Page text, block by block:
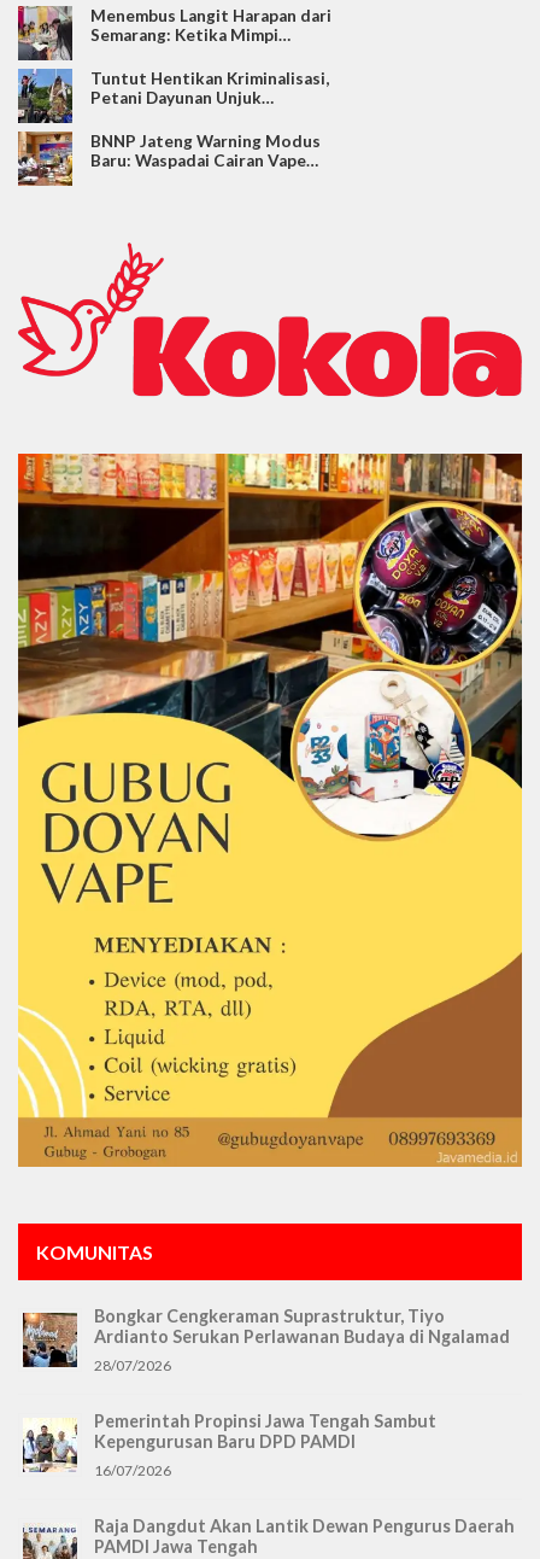
Menembus Langit Harapan dari
Semarang: Ketika Mimpi…
Tuntut Hentikan Kriminalisasi,
Petani Dayunan Unjuk…
BNNP Jateng Warning Modus
Baru: Waspadai Cairan Vape…
KOMUNITAS
Bongkar Cengkeraman Suprastruktur, Tiyo
Ardianto Serukan Perlawanan Budaya di Ngalamad
28/07/2026
Pemerintah Propinsi Jawa Tengah Sambut
Kepengurusan Baru DPD PAMDI
16/07/2026
Raja Dangdut Akan Lantik Dewan Pengurus Daerah
PAMDI Jawa Tengah